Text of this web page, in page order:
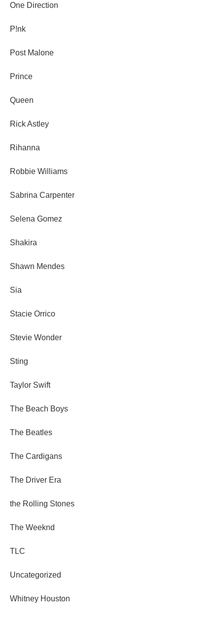
One Direction
P!nk
Post Malone
Prince
Queen
Rick Astley
Rihanna
Robbie Williams
Sabrina Carpenter
Selena Gomez
Shakira
Shawn Mendes
Sia
Stacie Orrico
Stevie Wonder
Sting
Taylor Swift
The Beach Boys
The Beatles
The Cardigans
The Driver Era
the Rolling Stones
The Weeknd
TLC
Uncategorized
Whitney Houston